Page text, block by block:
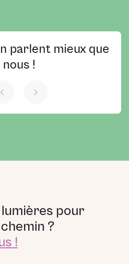
lumières pour
?
!
parlent mieux que
nous !